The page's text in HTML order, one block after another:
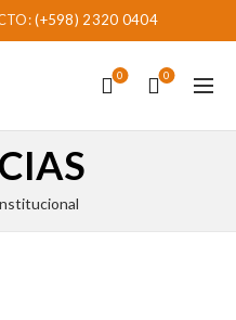
(+598) 2320 0404
0 0